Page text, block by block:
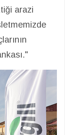
arazi